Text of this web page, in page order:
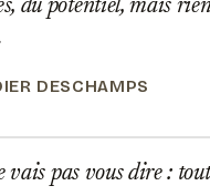
du potentiel, mais
DESCHAMPS
vais pas vous dire :